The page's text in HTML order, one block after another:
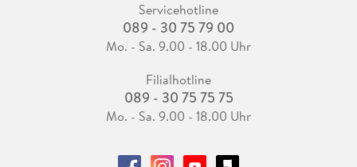
Servicehotline
089 - 30 75 79 00
Mo. - Sa. 9.00 - 18.00 Uhr
Filialhotline
089 - 30 75 75 75
Mo. - Sa. 9.00 - 18.00 Uhr